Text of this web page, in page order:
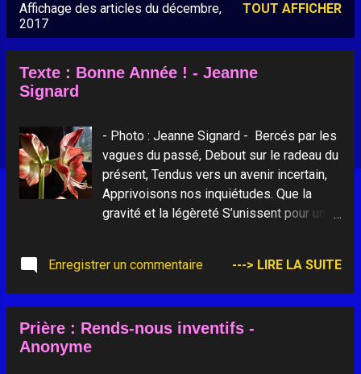
r
Affichage des articles du décembre,
2017
TOUT AFFICHER
Texte : Bonne Année ! - Jeanne
Signard
- Photo : Jeanne Signard - Bercés par les
vagues du passé, Debout sur le radeau du
présent, Tendus vers un avenir incertain,
Apprivoisons nos inquiétudes. Que la
gravité et la légèreté S’unissent pour un
chaque fleur son parfum, A chaque
rencontre sa couleur, A chaque jour sa
surprise, A chaque instant son sourire. Le
temps qui passe ne peut user ce qui
Enregistrer un commentaire ---> LIRE LA SUITE
Prière : Rends-nous inventifs -
Anonyme